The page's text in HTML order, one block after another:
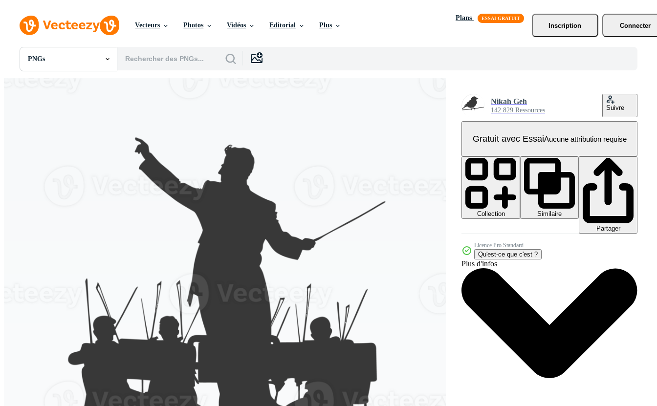
Vecteurs Photos Vidéos Editorial Plus
Plans
Inscription
Connecter
PNGs
Toutes Images
Nikah Geh
142 829 Ressources Suivre
Gratuit avec EssaiAucune attribution requise
Collection
Similaire
Partager
Licence Pro Standard
Qu'est-ce que c'est ?
Plus d'infos